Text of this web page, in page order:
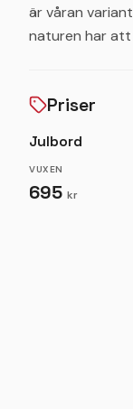
är våran
naturen har att
Priser
Julbord
VUXEN
695 kr